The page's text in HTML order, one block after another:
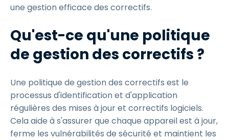
une gestion efficace des correctifs.
Qu'est-ce qu'une politique
de gestion des correctifs ?
Une politique de gestion des correctifs est le
processus d'identification et d'application
régulières des mises à jour et correctifs logiciels.
Cela aide à s'assurer que chaque appareil est à jour,
ferme les vulnérabilités de sécurité et maintient les